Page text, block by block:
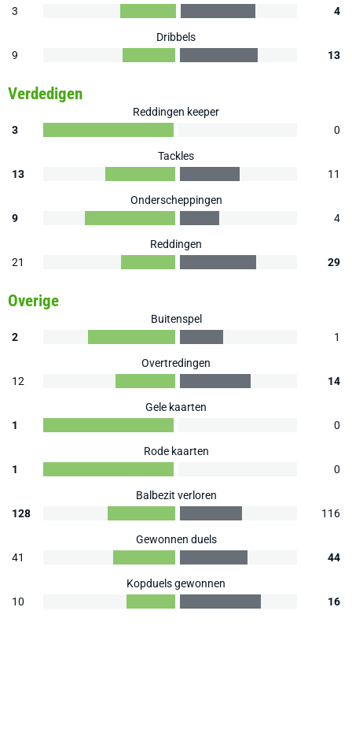
3
4
Dribbels
9
13
Verdedigen
Reddingen keeper
3
0
Tackles
13
11
Onderscheppingen
9
4
Reddingen
21
29
Overige
Buitenspel
2
1
Overtredingen
12
14
Gele kaarten
1
0
Rode kaarten
1
0
Balbezit verloren
128
116
Gewonnen duels
41
44
Kopduels gewonnen
10
16